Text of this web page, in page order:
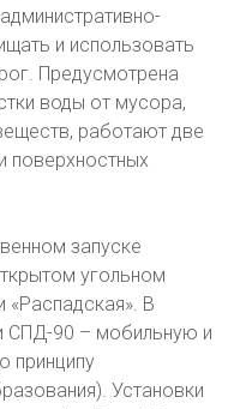
и использовать
Предусмотрена
воды от мусора,
работают две
поверхностных
запуске
угольном
«Распадская». В
СПД-90 – мобильную и
принципу
Установки